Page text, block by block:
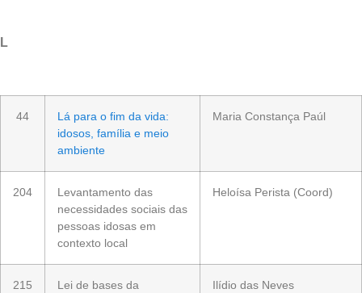
L
44
Lá para o fim da vida:
idosos, família e meio
ambiente
Maria Constança Paúl
204
Levantamento das
necessidades sociais das
pessoas idosas em
contexto local
Heloísa Perista (Coord)
215
Lei de bases da
Ilídio das Neves